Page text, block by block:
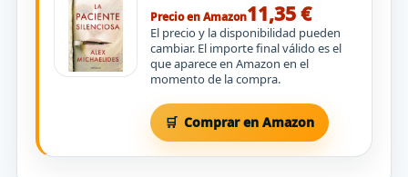
Precio en Amazon11,35 €
El precio y la disponibilidad pueden
cambiar. El importe final válido es el
que aparece en Amazon en el
momento de la compra.
Comprar en Amazon